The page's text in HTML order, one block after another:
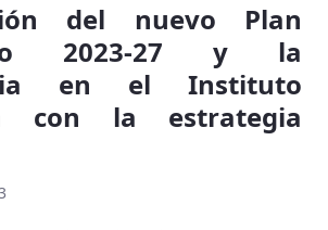
del nuevo Plan
2023-27 y la
en el Instituto
con la estrategia